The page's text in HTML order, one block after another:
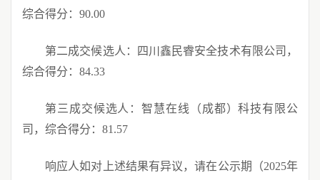
综合得分： 90.00
第二成交候选人：四川鑫民睿安全技术有限公司，
综合得分： 84.33
第三 成交候选人：智慧在线（成都）科技有限公
司，综合得分： 81.57
响应人如对上述结果有异议，请在公示期（2025年